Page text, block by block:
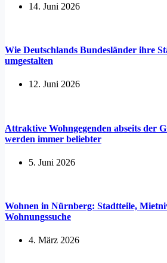
14. Juni 2026
Wie Deutschlands Bundesländer ihre
umgestalten
12. Juni 2026
Attraktive Wohngegenden abseits der
werden immer beliebter
5. Juni 2026
Wohnen in Nürnberg: Stadtteile,
Wohnungssuche
4. März 2026